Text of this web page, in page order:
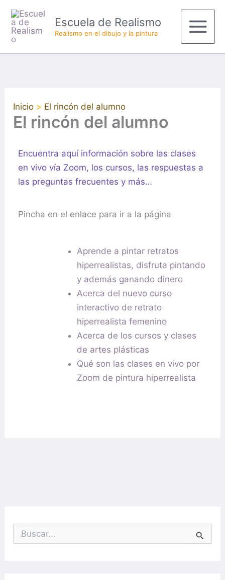
contenido
Escuela de Realismo
Realismo en el dibujo y la pintura
Main
Menu
Inicio El rincón del alumno
El rincón del alumno
Encuentra aquí información sobre las clases
en vivo vía Zoom, los cursos, las respuestas a
las preguntas frecuentes y más…
Pincha en el enlace para ir a la página
Aprende a pintar retratos
hiperrealistas, disfruta pintando
y además ganando dinero
Acerca del nuevo curso
interactivo de retrato
hiperrealista femenino
Acerca de los cursos y clases
de artes plásticas
Qué son las clases en vivo por
Zoom de pintura hiperrealista
u